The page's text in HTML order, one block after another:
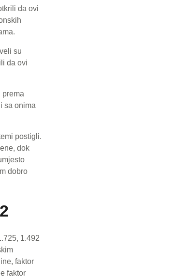
da ovi
su
da ovi
prema
sa onima
postigli.
dok
dobro
1.492
faktor
faktor